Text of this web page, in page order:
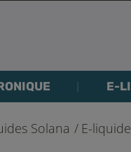
E-
Solana E-